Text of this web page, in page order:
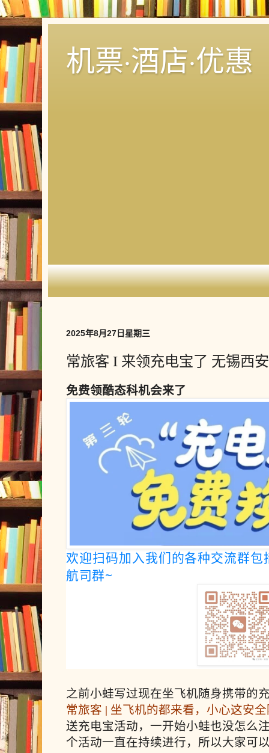
机票·酒店·优惠
2025年8月27日星期三
常旅客 I 来领充电宝了 无锡西
免费领酷态科机会来了
欢迎扫码加入我们的各种交流群
航司群~
之前小蛙写过现在坐飞机随身携带的
常旅客 | 坐飞机的都来看，小心这安
送充电宝活动，一开始小蛙也没怎么
个活动一直在持续进行，所以大家可